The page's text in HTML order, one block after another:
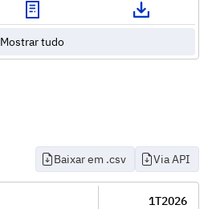
Mostrar tudo
Baixar em .csv Via API
1T2026